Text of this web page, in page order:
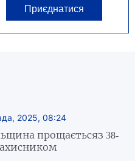
Приєднатися
2025, 08:24
прощаєтьсяз 38-